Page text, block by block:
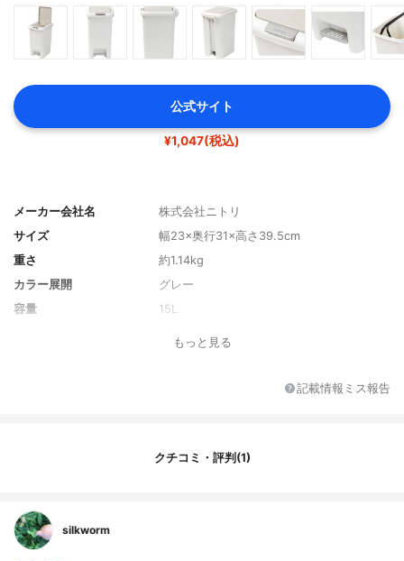
公式サイト
¥1,047(税込)
メーカー会社名
株式会社ニトリ
サイズ
幅23×奥行31×高さ39.5cm
重さ
約1.14kg
カラー展開
グレー
容量
15L
ワンタッチ開閉、ペダル式
もっと見る
記載情報ミス報告
クチコミ・評判(1)
silkworm